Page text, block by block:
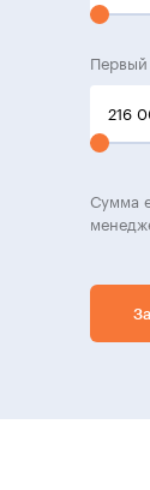
Первый
216
Сумма